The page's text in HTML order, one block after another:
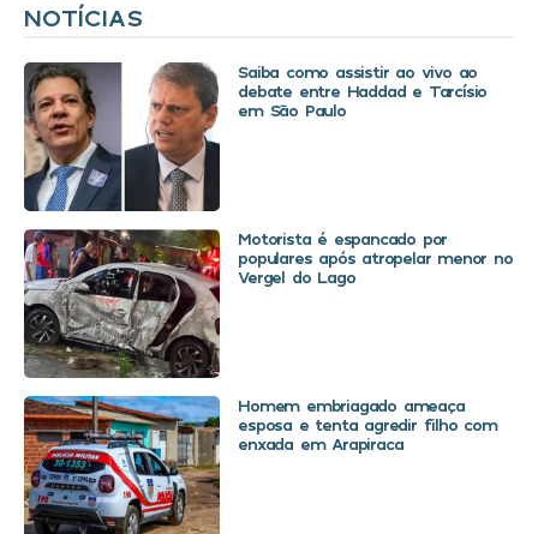
NOTÍCIAS
Saiba como assistir ao vivo ao
debate entre Haddad e Tarcísio
em São Paulo
Motorista é espancado por
populares após atropelar menor no
Vergel do Lago
Homem embriagado ameaça
esposa e tenta agredir filho com
enxada em Arapiraca